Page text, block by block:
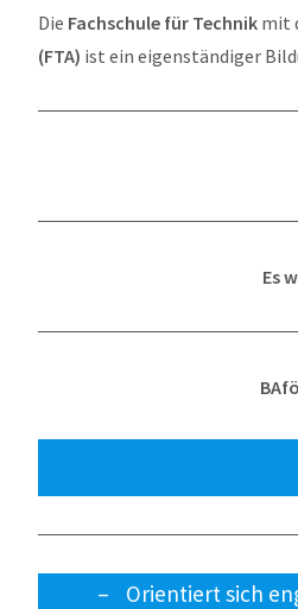
Die Fachschule für Technik mit
(FTA) ist ein eigenständiger
Es
Orientiert sich